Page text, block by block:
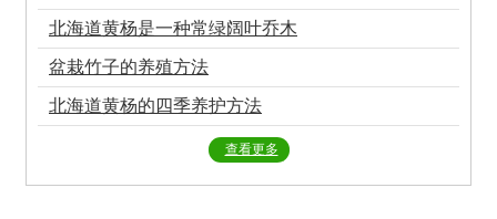
北海道黄杨是一种常绿阔叶乔木
盆栽竹子的养殖方法
北海道黄杨的四季养护方法
查看更多